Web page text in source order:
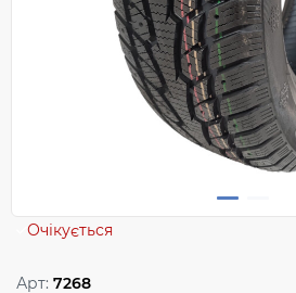
Очікується
Арт: 7268